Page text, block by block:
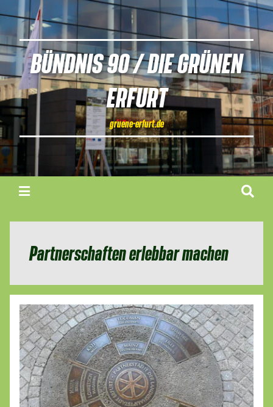
BÜNDNIS 90 / DIE GRÜNEN
ERFURT
gruene-erfurt.de
Partnerschaften erlebbar machen